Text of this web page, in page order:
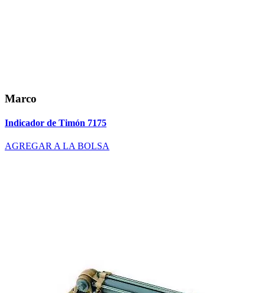
Marco
Indicador de Timón 7175
AGREGAR A LA BOLSA